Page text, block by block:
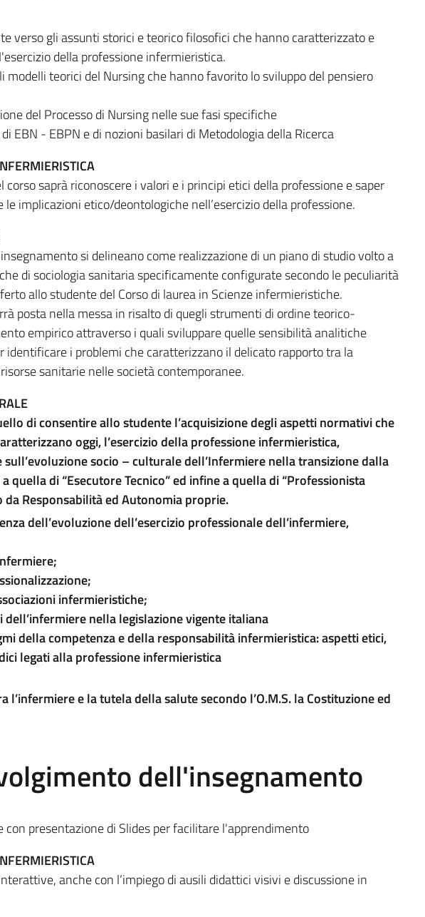
verso gli assunti storici e teorico filosofici che hanno caratterizzato e
della professione infermieristica.
modelli teorici del Nursing che hanno favorito lo sviluppo del pensiero
del Processo di Nursing nelle sue fasi specifiche
EBN - EBPN e di nozioni basilari di Metodologia della Ricerca
saprà riconoscere i valori e i principi etici della professione e saper
implicazioni etico/deontologiche nell’esercizio della professione.
si delineano come realizzazione di un piano di studio volto a
di sociologia sanitaria specificamente configurate secondo le peculiarità
allo studente del Corso di laurea in Scienze infermieristiche.
posta nella messa in risalto di quegli strumenti di ordine teorico-
empirico attraverso i quali sviluppare quelle sensibilità analitiche
identificare i problemi che caratterizzano il delicato rapporto tra la
sanitarie nelle società contemporanee.
di consentire allo studente l’acquisizione degli aspetti normativi che
oggi, l’esercizio della professione infermieristica,
sull’evoluzione socio – culturale dell’Infermiere nella transizione dalla
quella di “Esecutore Tecnico” ed infine a quella di “Professionista
da Responsabilità ed Autonomia proprie.
dell’evoluzione dell’esercizio professionale dell’infermiere,
infermieristiche;
nella legislazione vigente italiana
della competenza e della responsabilità infermieristica: aspetti etici,
legati alla professione infermieristica
l’infermiere e la tutela della salute secondo l’O.M.S. la Costituzione ed
dell'insegnamento
presentazione di Slides per facilitare l'apprendimento
anche con l’impiego di ausili didattici visivi e discussione in